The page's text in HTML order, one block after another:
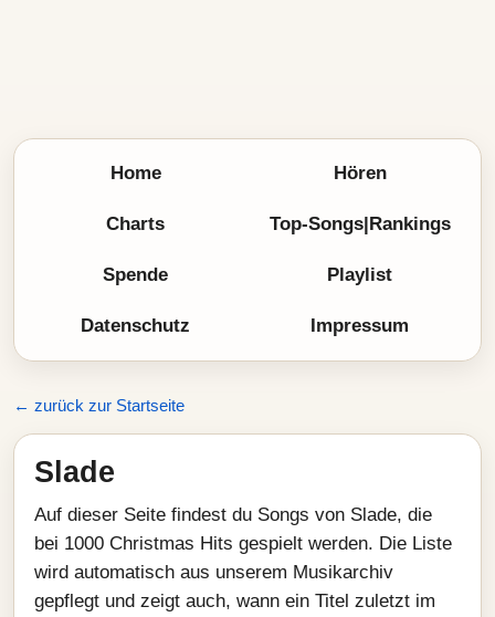
Home Hören
Charts Top-Songs|Rankings
Spende Playlist
Datenschutz Impressum
← zurück zur Startseite
Slade
Auf dieser Seite findest du Songs von Slade, die
bei 1000 Christmas Hits gespielt werden. Die Liste
wird automatisch aus unserem Musikarchiv
gepflegt und zeigt auch, wann ein Titel zuletzt im